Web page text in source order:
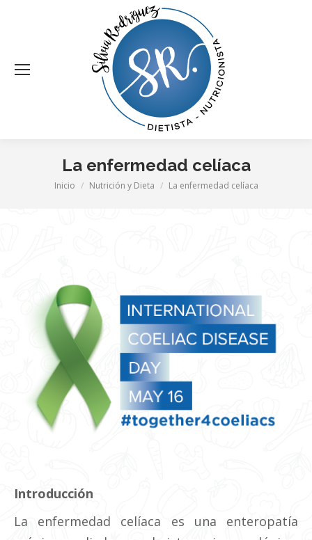
La enfermedad celíaca
Estás aquí:
Inicio Nutrición y Dieta La enfermedad celíaca
Introducción
La enfermedad celíaca es una enteropatía